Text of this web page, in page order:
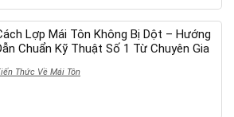
Lợp Mái Tôn Không Bị Dột – Hướng
Chuẩn Kỹ Thuật Số 1 Từ Chuyên Gia
Thức Về Mái Tôn